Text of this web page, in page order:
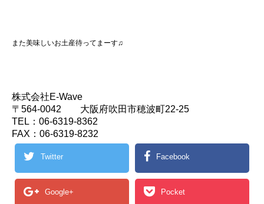
また美味しいお土産待ってまーす♫
株式会社E-Wave
〒564-0042 大阪府吹田市穂波町22-25
TEL：06-6319-8362
FAX：06-6319-8232
Twitter Facebook
Google+ Pocket